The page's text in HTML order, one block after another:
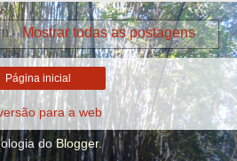
Mostrar todas as postagens
Página inicial
para a web
doBlogger.